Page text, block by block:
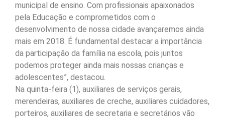
municipal de ensino. Com profissionais apaixonados
pela Educação e comprometidos com o
desenvolvimento de nossa cidade avançaremos ainda
mais em 2018. É fundamental destacar a importância
da participação da família na escola, pois juntos
podemos proteger ainda mais nossas crianças e
adolescentes”, destacou.
Na quinta-feira (1), auxiliares de serviços gerais,
merendeiras, auxiliares de creche, auxiliares cuidadores,
porteiros, auxiliares de secretaria e secretários vão